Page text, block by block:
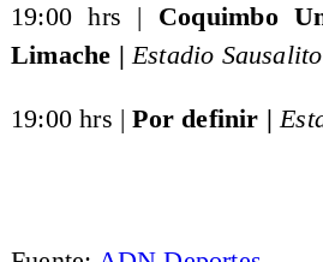
19:00 hrs | Coquimbo
Limache | Estadio Sausalito
19:00 hrs |Por definir |